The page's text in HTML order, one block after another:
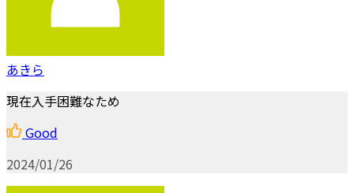
あきら
現在入手困難なため
Good
2024/01/26